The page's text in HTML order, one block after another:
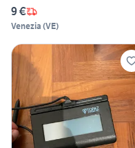
9 €
Venezia (VE)